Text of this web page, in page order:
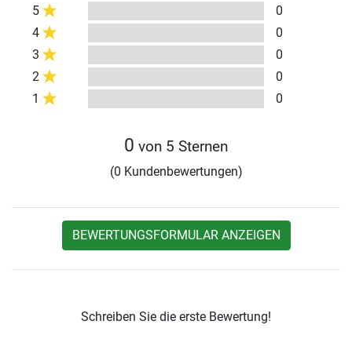
5
0
4
0
3
0
2
0
1
0
0 von 5 Sternen
(0 Kundenbewertungen)
BEWERTUNGSFORMULAR ANZEIGEN
Schreiben Sie die erste Bewertung!